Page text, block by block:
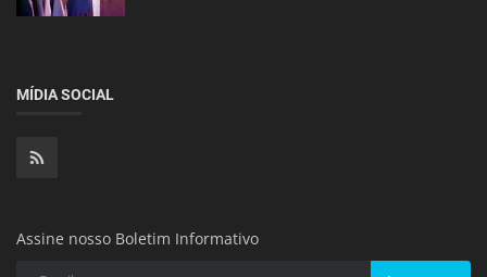
MÍDIA SOCIAL
Assine nosso Boletim Informativo